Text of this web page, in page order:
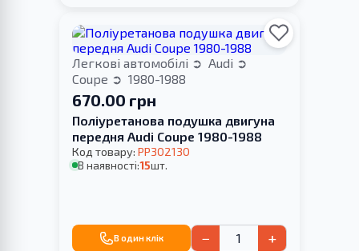
Легкові автомобілі
Audi
Coupe
1980-1988
670.00 грн
Поліуретанова подушка двигуна
передня Audi Coupe 1980-1988
Код товару: PP302130
В наявності:15шт.
В один клік − +